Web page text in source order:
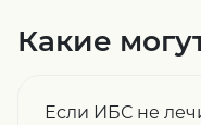
Какие
Если ИБС не